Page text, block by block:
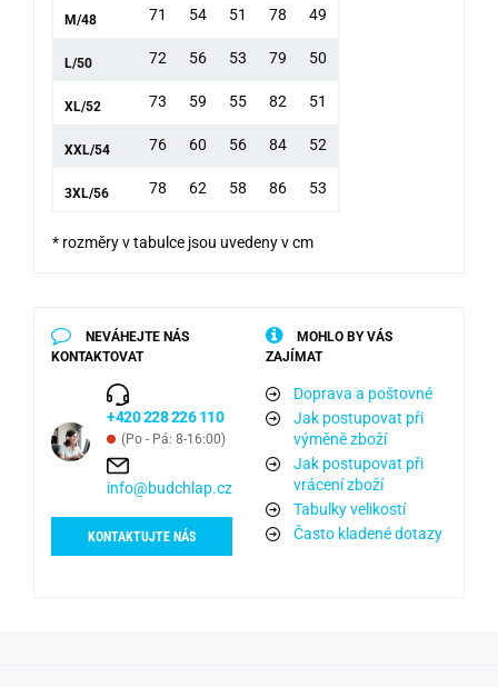
M/48 71 54 51 78 49
L/50 72 56 53 79 50
XL/52 73 59 55 82 51
XXL/54 76 60 56 84 52
3XL/56 78 62 58 86 53
* rozměry v tabulce jsou uvedeny v cm
NEVÁHEJTE NÁS
KONTAKTOVAT
+420 228 226 110
(Po - Pá: 8-16:00)
info@budchlap.cz
KONTAKTUJTE NÁS
MOHLO BY VÁS
ZAJÍMAT
Doprava a poštovné
Jak postupovat při
výměně zboží
Jak postupovat při
vrácení zboží
Tabulky velikostí
Často kladené dotazy